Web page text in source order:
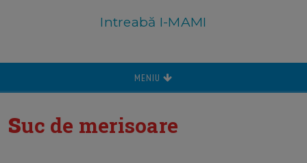
Intreabă I-MAMI
MENIU
suc de merisoare